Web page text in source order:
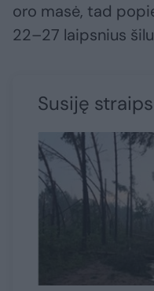
oro masė, tad
22–27 laipsnius
Susiję